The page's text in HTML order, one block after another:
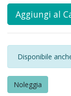
Aggiungi al
Disponibile
Noleggia